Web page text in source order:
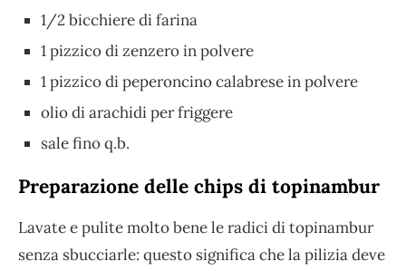
1/2 bicchiere di farina
1 pizzico di zenzero in polvere
1 pizzico di peperoncino calabrese in polvere
olio di arachidi per friggere
sale fino q.b.
Preparazione delle chips di topinambur
Lavate e pulite molto bene le radici di topinambur
senza sbucciarle: questo significa che la pilizia deve